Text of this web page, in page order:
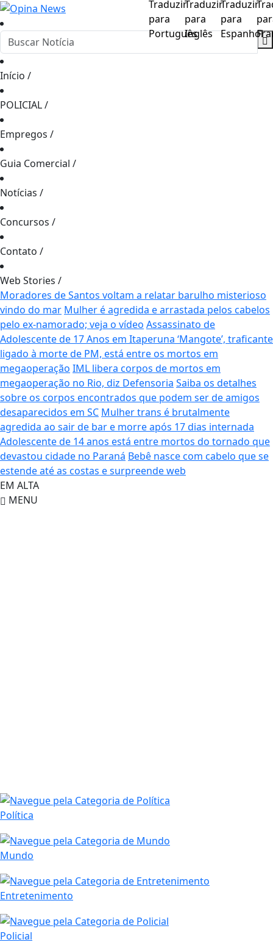
Início /
POLICIAL/
Empregos /
Guia Comercial /
Notícias /
Concursos /
Contato /
Web Stories /
Moradores de Santos voltam a relatar barulho misterioso
vindo do mar Mulher é agredida e arrastada pelos cabelos
pelo ex-namorado; veja o vídeo Assassinato de
Adolescente de 17 Anos em Itaperuna ‘Mangote’, traficante
ligado à morte de PM, está entre os mortos em
megaoperação IML libera corpos de mortos em
megaoperação no Rio, diz Defensoria Saiba os detalhes
sobre os corpos encontrados que podem ser de amigos
desaparecidos em SC Mulher trans é brutalmente
agredida ao sair de bar e morre após 17 dias internada
Adolescente de 14 anos está entre mortos do tornado que
devastou cidade no Paraná Bebê nasce com cabelo que se
estende até as costas e surpreende web
EM ALTA
MENU
Política
Mundo
Entretenimento
Policial